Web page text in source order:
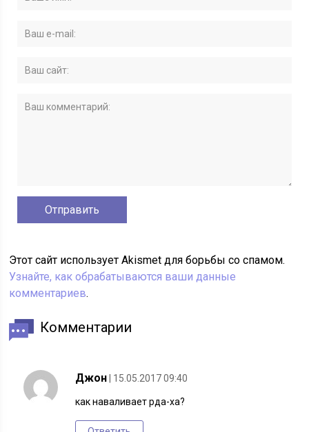
Этот сайт использует Akismet для борьбы со спамом.
Узнайте, как обрабатываются ваши данные
комментариев.
Комментарии
Джон | 15.05.2017 09:40
как наваливает рда-ха?